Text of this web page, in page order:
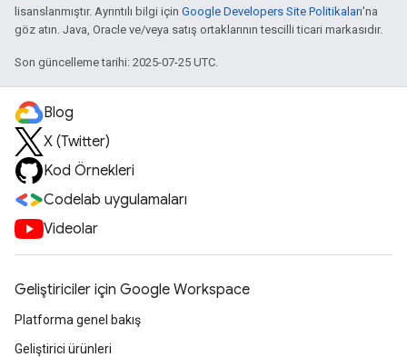
lisanslanmıştır. Ayrıntılı bilgi için Google Developers Site Politikaları'na
göz atın. Java, Oracle ve/veya satış ortaklarının tescilli ticari markasıdır.
Son güncelleme tarihi: 2025-07-25 UTC.
Blog
X (Twitter)
Kod Örnekleri
Codelab uygulamaları
Videolar
Geliştiriciler için Google Workspace
Platforma genel bakış
Geliştirici ürünleri